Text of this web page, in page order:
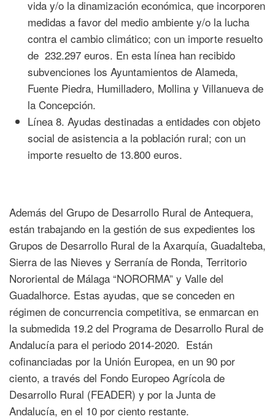
vida y/o la dinamización económica, que incorporen
medidas a favor del medio ambiente y/o la lucha
contra el cambio climático; con un importe resuelto
de 232.297 euros. En esta línea han recibido
subvenciones los Ayuntamientos de Alameda,
Fuente Piedra, Humilladero, Mollina y Villanueva de
la Concepción.
Línea 8. Ayudas destinadas a entidades con objeto
social de asistencia a la población rural; con un
importe resuelto de 13.800 euros.
Además del Grupo de Desarrollo Rural de Antequera,
están trabajando en la gestión de sus expedientes los
Grupos de Desarrollo Rural de la Axarquía, Guadalteba,
Sierra de las Nieves y Serranía de Ronda, Territorio
Nororiental de Málaga “NORORMA” y Valle del
Guadalhorce. Estas ayudas, que se conceden en
régimen de concurrencia competitiva, se enmarcan en
la submedida 19.2 del Programa de Desarrollo Rural de
Andalucía para el periodo 2014-2020. Están
cofinanciadas por la Unión Europea, en un 90 por
ciento, a través del Fondo Europeo Agrícola de
Desarrollo Rural (FEADER) y por la Junta de
Andalucía, en el 10 por ciento restante.